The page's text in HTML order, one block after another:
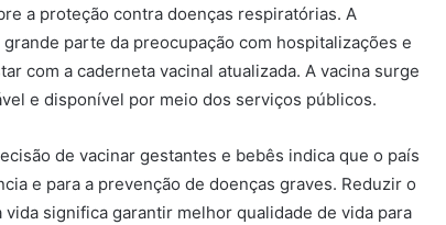
a proteção contra doenças respiratórias. A
parte da preocupação com hospitalizações e
com a caderneta vacinal atualizada. A vacina surge
e disponível por meio dos serviços públicos.
de vacinar gestantes e bebês indica que o país
e para a prevenção de doenças graves. Reduzir o
significa garantir melhor qualidade de vida para